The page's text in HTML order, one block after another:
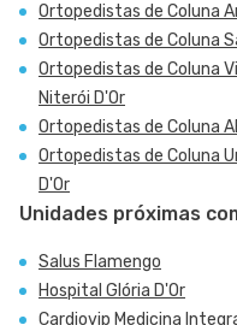
Ortopedistas de Coluna
Ortopedistas de Coluna
Ortopedistas de Coluna
Niterói D'Or
Ortopedistas de Coluna
Ortopedistas de Coluna
D'Or
Unidades próximas
Salus Flamengo
Hospital Glória D'Or
Cardiovip Medicina